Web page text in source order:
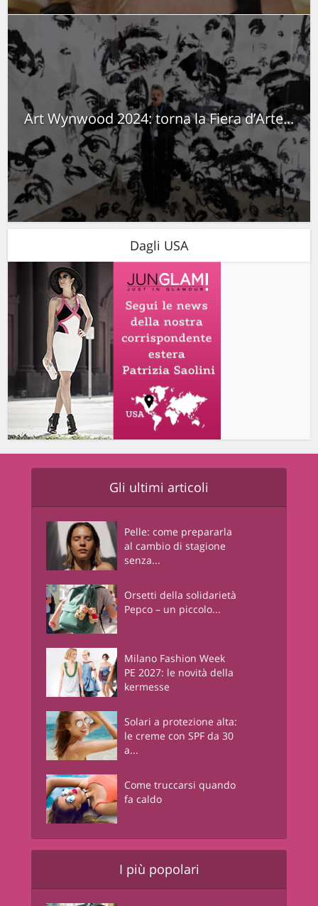
Art Wynwood 2024: torna la Fiera d’Arte...
Dagli USA
Gli ultimi articoli
Pelle: come prepararla
al cambio di stagione
senza...
Orsetti della solidarietà
Pepco – un piccolo...
Milano Fashion Week
PE 2027: le novità della
kermesse
Solari a protezione alta:
le creme con SPF da 30
a...
Come truccarsi quando
fa caldo
I più popolari